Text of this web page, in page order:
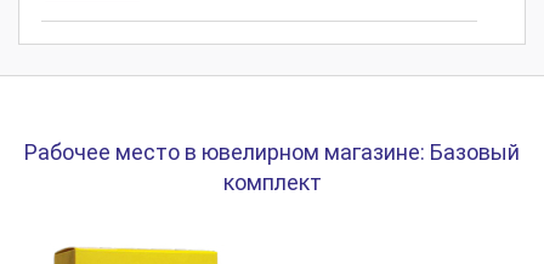
Рабочее место в ювелирном магазине: Базовый
комплект